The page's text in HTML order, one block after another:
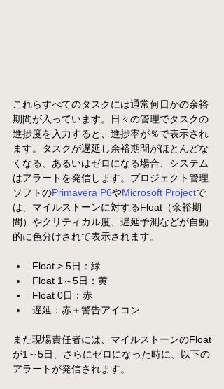
これらすべてのタスクには通常何日かの余裕
期間が入っています。日々の管理でタスクの
進捗度を入力すると、進捗率が％で表示され
ます。
タスクが遅延し余裕期間がほとんどな
くなる、あるいはゼロになる場合、システム
はアラートを発信します。プロジェクト管理
ソフトのPrimavera P6やMicrosoft Projectで
は、マイルストーンに対するFloat（余裕期
間）やクリティカル度、遅延予測などが自動
的に色分けされて表示されます。
Float > 5日：緑
Float 1～5日：黄
Float 0日：赤
遅延：赤＋警告アイコン
また現場責任者には、マイルストーンのFloat
が1～5日、さらにゼロになった時に、以下の
アラートが発信されます。